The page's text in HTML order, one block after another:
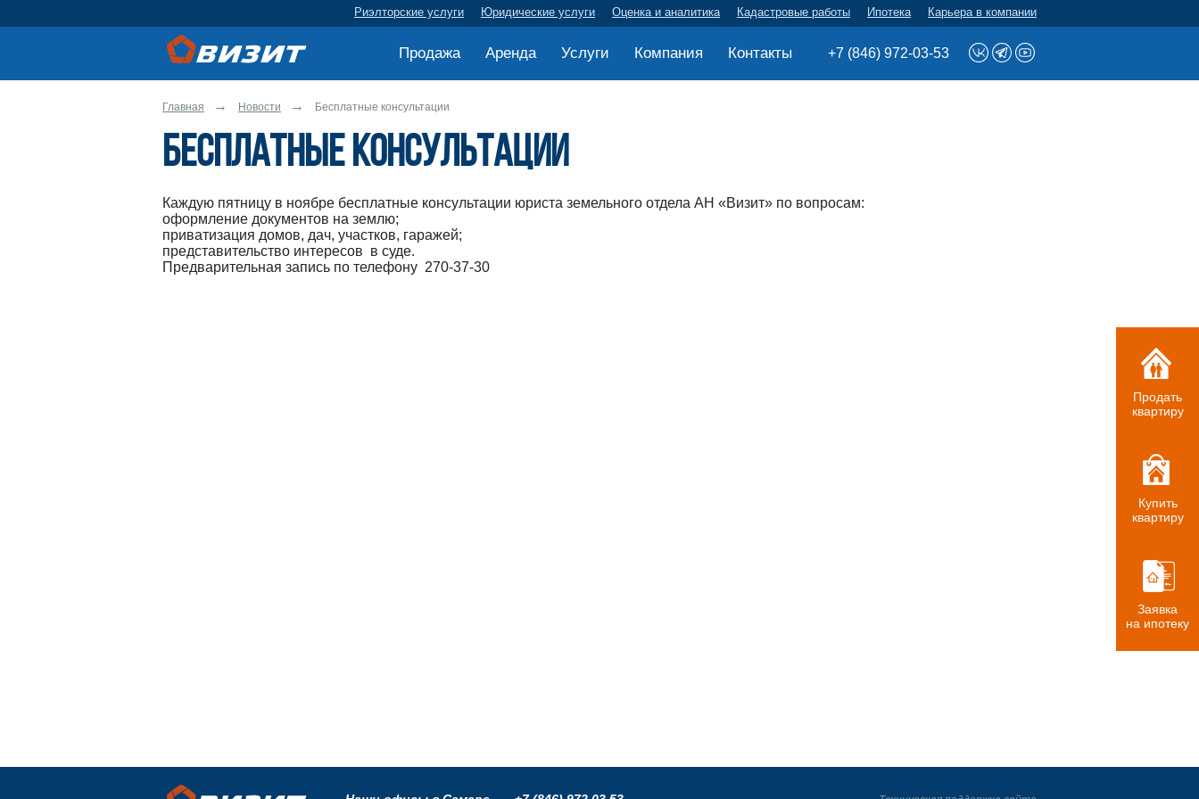
Риэлторские услуги Юридические услуги Оценка и аналитика Кадастровые работы Ипотека Карьера в компании
+7 (846) 972-03-53
Продажа Аренда Услуги Компания Контакты
Главная Новости Бесплатные консультации
Бесплатные консультации
Каждую пятницу в ноябре бесплатные консультации юриста земельного отдела АН «Визит» по вопросам:
оформление документов на землю;
приватизация домов, дач, участков, гаражей;
представительство интересов в суде.
Предварительная запись по телефону 270-37-30
Продать
квартиру
Купить
квартиру
Заявка
на ипотеку